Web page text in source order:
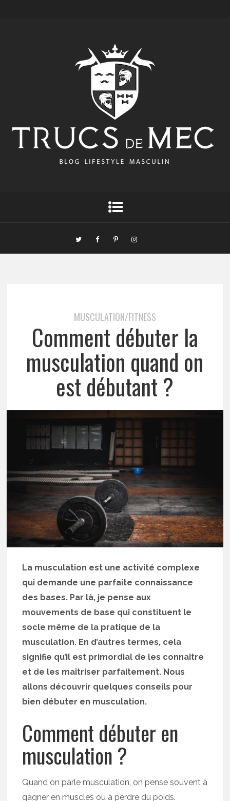
MUSCULATION/FITNESS
Comment débuter la
musculation quand on
est débutant ?
La musculation est une activité complexe
qui demande une parfaite connaissance
des bases. Par là, je pense aux
mouvements de base qui constituent le
socle même de la pratique de la
musculation. En d’autres termes, cela
signifie qu’il est primordial de les connaître
et de les maîtriser parfaitement. Nous
allons découvrir quelques conseils pour
bien débuter en musculation.
Comment débuter en
musculation ?
Quand on parle musculation, on pense souvent à
gagner en muscles ou à perdre du poids.